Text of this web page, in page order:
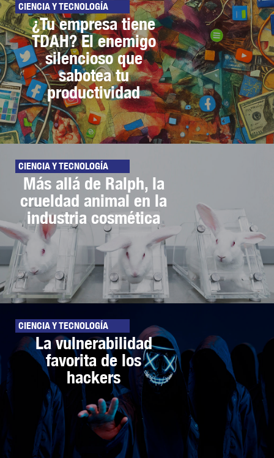
CIENCIA Y TECNOLOGÍA
¿Tu empresa tiene
TDAH? El enemigo
silencioso que
sabotea tu
productividad
CIENCIA Y TECNOLOGÍA
Más allá de Ralph, la
crueldad animal en la
industria cosmética
CIENCIA Y TECNOLOGÍA
La vulnerabilidad
favorita de los
hackers